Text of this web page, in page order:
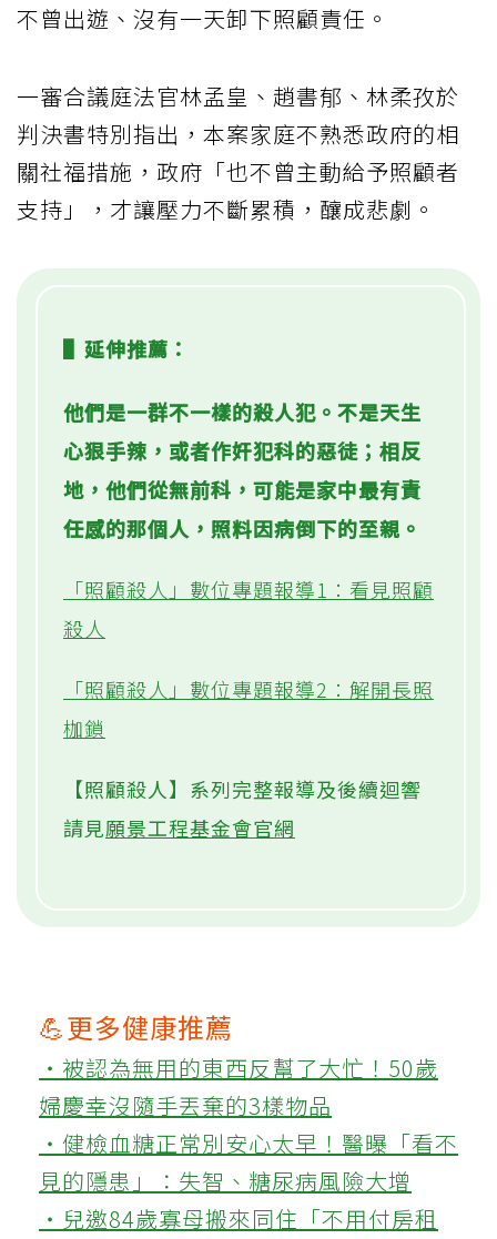
不曾出遊、沒有一天卸下照顧責任。
一審合議庭法官林孟皇、趙書郁、林柔孜於
判決書特別指出，本案家庭不熟悉政府的相
關社福措施，政府「也不曾主動給予照顧者
支持」，才讓壓力不斷累積，釀成悲劇。
▌延伸推薦：
他們是一群不一樣的殺人犯。不是天生
心狠手辣，或者作奸犯科的惡徒；相反
地，他們從無前科，可能是家中最有責
任感的那個人，照料因病倒下的至親。
「照顧殺人」數位專題報導1：看見照顧
殺人
「照顧殺人」數位專題報導2：解開長照
枷鎖
【照顧殺人】系列完整報導及後續迴響
請見願景工程基金會官網
💪更多健康推薦
‧被認為無用的東西反幫了大忙！50歲
婦慶幸沒隨手丟棄的3樣物品
‧健檢血糖正常別安心太早！醫曝「看不
見的隱患」：失智、糖尿病風險大增
‧兒邀84歲寡母搬來同住「不用付房租